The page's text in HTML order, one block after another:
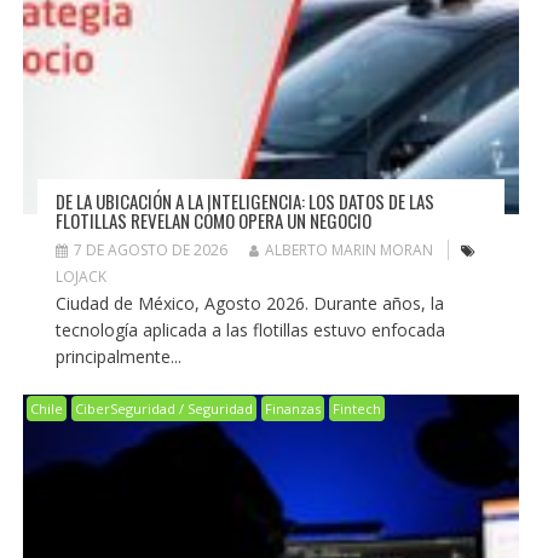
DE LA UBICACIÓN A LA INTELIGENCIA: LOS DATOS DE LAS
FLOTILLAS REVELAN CÓMO OPERA UN NEGOCIO
7 DE AGOSTO DE 2026
ALBERTO MARIN MORAN
LOJACK
Ciudad de México, Agosto 2026. Durante años, la
tecnología aplicada a las flotillas estuvo enfocada
principalmente...
Chile CiberSeguridad / Seguridad Finanzas Fintech